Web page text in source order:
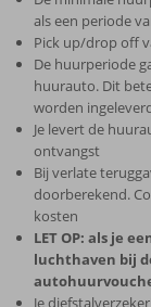
als een periode
Pick up/drop off
De huurperiode
huurauto. Dit
worden
Je levert de
ontvangst
Bij verlate
doorberekend.
kosten
LET OP: als je
luchthaven bij
Je